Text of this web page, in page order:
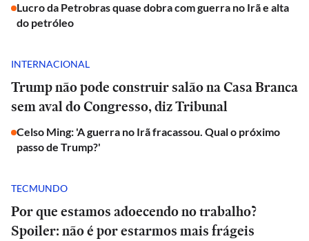
Lucro da Petrobras quase dobra com guerra no Irã e alta
do petróleo
INTERNACIONAL
Trump não pode construir salão na Casa Branca
sem aval do Congresso, diz Tribunal
Celso Ming: 'A guerra no Irã fracassou. Qual o próximo
passo de Trump?'
TECMUNDO
Por que estamos adoecendo no trabalho?
Spoiler: não é por estarmos mais frágeis